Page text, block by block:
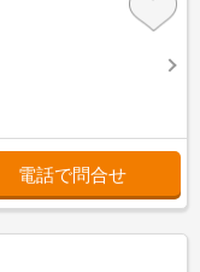
電話で問合せ